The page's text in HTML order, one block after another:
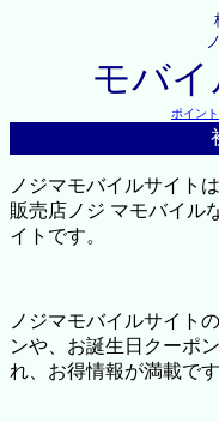
モバイ
ポイント
ノジマモバイルサイト
販売店ノジ マモバイル
イトです。
ノジマモバイルサイト
ンや、お誕生日クーポ
れ、お得情報が満載です